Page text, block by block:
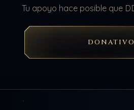
Tu apoyo hace posible que